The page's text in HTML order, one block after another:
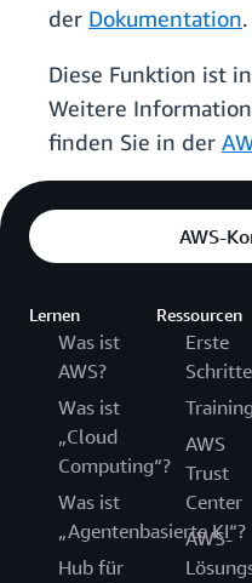
der Dokumentation.
Diese Funktion ist
Weitere
finden Sie in der
AWS-
Lernen
Was ist
AWS?
Was ist
„Cloud
Computing“?
Was ist
„Agentenbasierte KI“?
Hub für
Ressourcen
Erste
Schritte
Training
AWS
Trust
Center
AWS-